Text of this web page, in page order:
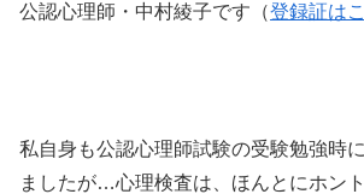
公認心理師・中村綾子です（登録証は
私自身も公認心理師試験の受験勉強時
ましたが…心理検査は、ほんとにホン